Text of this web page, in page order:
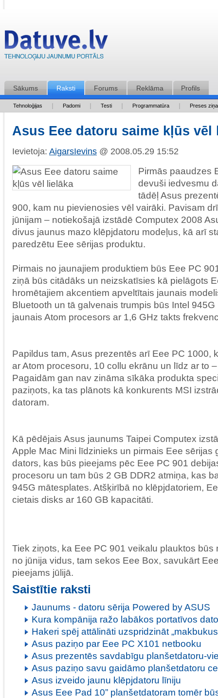
Sākums Raksti Forums Reklāma Profils
Tehnoloģijas Padomi Testi Programmatūra Preses
Asus Eee datoru saime kļūs vēl
Ievietoja: AigarsIevins @ 2008.05.29 15:52
Pirmās paaudzes
devuši iedvesmu
tādēļ Asus
900, kam nu pievienosies vēl vairāki. Pavisam
jūnijam – notiekošajā izstādē Computex 2008
divus jaunus mazo klēpjdatoru modeļus, kā arī
paredzētu Eee sērijas produktu.
Pirmais no jaunajiem produktiem būs Eee PC
ziņā būs citādāks un neizskatīsies kā pielāgots
hromētajiem akcentiem apveltītais jaunais
Bluetooth un tā galvenais trumpis būs Intel
jaunais Atom procesors ar 1,6 GHz takts
Papildus tam, Asus prezentēs arī Eee PC 1000,
ar Atom procesoru, 10 collu ekrānu un līdz ar to
Pagaidām gan nav zināma sīkāka produkta
paziņots, ka tas plānots kā konkurents MSI
datoram.
Kā pēdējais Asus jaunums Taipei Computex
Apple Mac Mini līdzinieks un pirmais Eee sērijas
dators, kas būs pieejams pēc Eee PC 901
procesoru un tam būs 2 GB DDR2 atmiņa, kas
945G mātesplates. Atšķirībā no klēpjdatoriem,
cietais disks ar 160 GB kapacitāti.
Tiek ziņots, ka Eee PC 901 veikalu plauktos būs
no jūnija vidus, tam sekos Eee Box, savukārt
pieejams jūlijā.
Saistītie raksti
Jaunums - datoru sērija Powered by ASUS
Kura kompānija ražo labākos portatīvos
Hakeri spēj attālināti uzspridzināt
Asus paziņo par Eee PC X101 netbooku
Asus prezentēs savdabīgu planšetdatoru-
Asus paziņo savu gaidāmo planšetdatoru
Asus izveido jaunu klēpjdatoru līniju
Asus Eee Pad 10” planšetdatoram tomēr